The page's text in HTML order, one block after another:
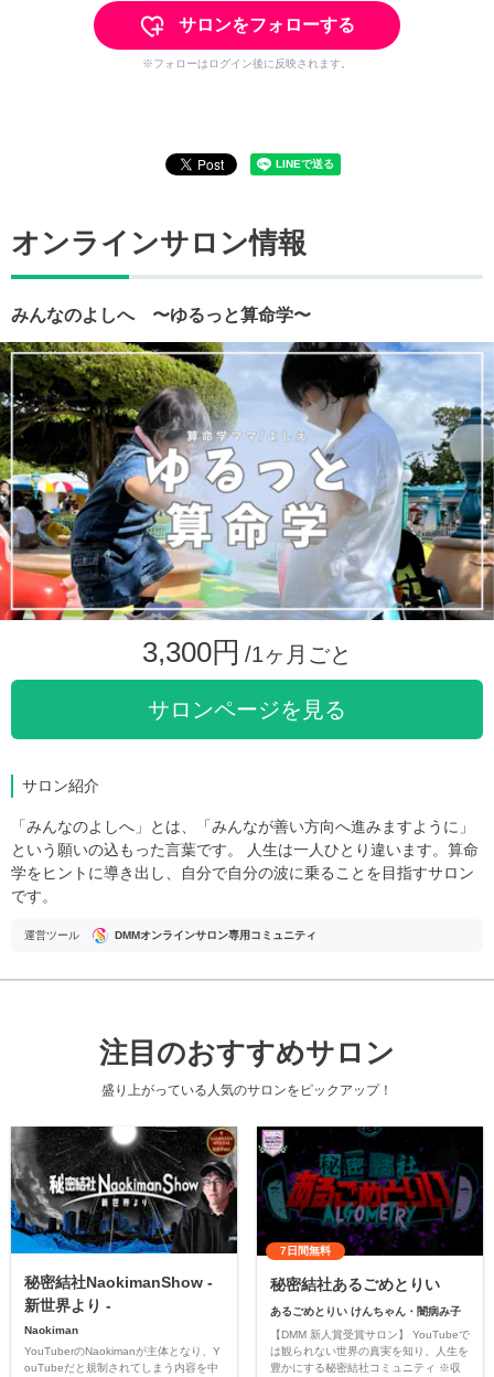
サロンをフォローする
※フォローはログイン後に反映されます。
オンラインサロン情報
みんなのよしへ 〜ゆるっと算命学〜
3,300円 /1ヶ月ごと
サロンページを見る
サロン紹介
「みんなのよしへ」とは、「みんなが善い方向へ進みますように」
という願いの込もった言葉です。 人生は一人ひとり違います。算命
学をヒントに導き出し、自分で自分の波に乗ることを目指すサロン
です。
運営ツール DMMオンラインサロン専用コミュニティ
注目のおすすめサロン
盛り上がっている人気のサロンをピックアップ！
秘密結社NaokimanShow -
新世界より -
Naokiman
YouTuberのNaokimanが主体となり、Y
ouTubeだと規制されてしまう内容を中
7日間無料
秘密結社あるごめとりい
あるごめとりい けんちゃん・闇病み子
【DMM 新人賞受賞サロン】 YouTubeで
は観られない世界の真実を知り、人生を
豊かにする秘密結社コミュニティ ※収